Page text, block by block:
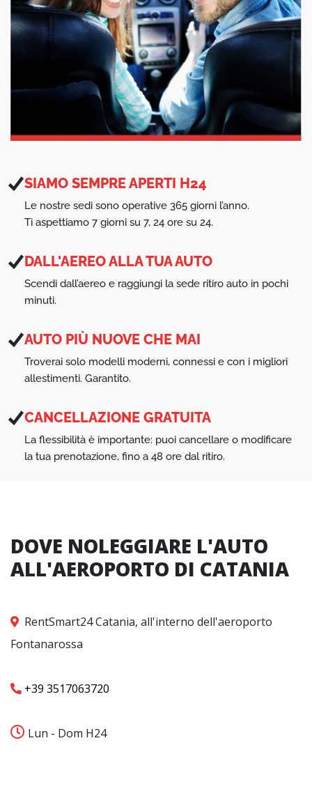
SIAMO SEMPRE APERTI H24
Le nostre sedi sono operative 365 giorni l’anno.
Ti aspettiamo 7 giorni su 7, 24 ore su 24.
DALL'AEREO ALLA TUA AUTO
Scendi dall’aereo e raggiungi la sede ritiro auto in pochi
minuti.
AUTO PIÙ NUOVE CHE MAI
Troverai solo modelli moderni, connessi e con i migliori
allestimenti. Garantito.
CANCELLAZIONE GRATUITA
La flessibilità è importante: puoi cancellare o modificare
la tua prenotazione, fino a 48 ore dal ritiro.
DOVE NOLEGGIARE L'AUTO
ALL'AEROPORTO DI CATANIA
RentSmart24 Catania, all'interno dell'aeroporto
Fontanarossa
+39 3517063720
Lun - Dom H24